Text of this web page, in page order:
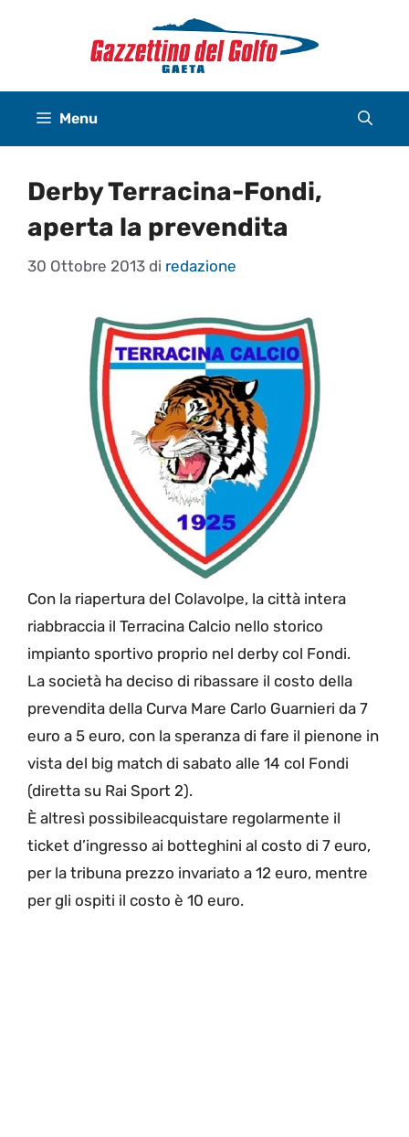
Menu
Derby Terracina-Fondi,
aperta la prevendita
30 Ottobre 2013 di redazione
Con la riapertura del Colavolpe, la città intera
riabbraccia il Terracina Calcio nello storico
impianto sportivo proprio nel derby col Fondi.
La società ha deciso di ribassare il costo della
prevendita della Curva Mare Carlo Guarnieri da 7
euro a 5 euro, con la speranza di fare il pienone in
vista del big match di sabato alle 14 col Fondi
(diretta su Rai Sport 2).
È altresì possibileacquistare regolarmente il
ticket d’ingresso ai botteghini al costo di 7 euro,
per la tribuna prezzo invariato a 12 euro, mentre
per gli ospiti il costo è 10 euro.